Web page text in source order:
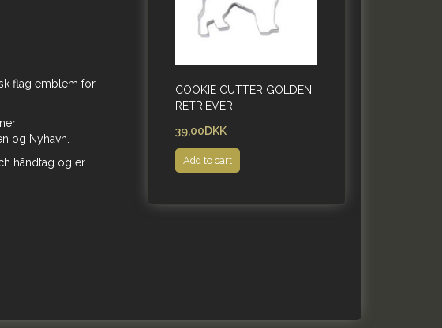
flag emblem for
og Nyhavn.
håndtag og er
COOKIE CUTTER GOLDEN
RETRIEVER
39,00DKK
Add to cart